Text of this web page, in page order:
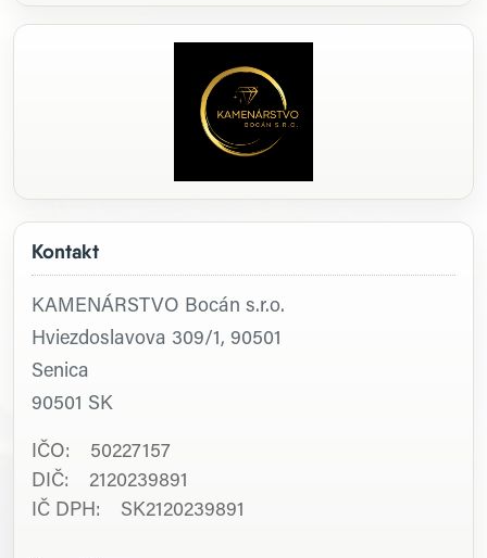
Kontakt
KAMENÁRSTVO Bocán s.r.o.
Hviezdoslavova 309/1, 90501
Senica
90501 SK
IČO: 50227157
DIČ: 2120239891
IČ DPH: SK2120239891